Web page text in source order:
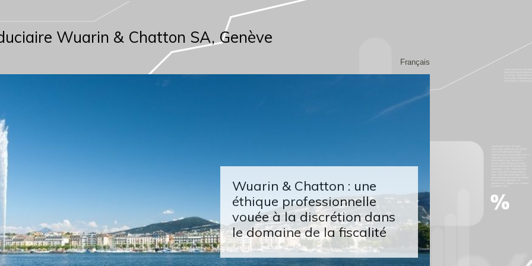
Français
Wuarin & Chatton SA, Genève
Wuarin & Chatton : une
éthique professionnelle
vouée à la discrétion dans
le domaine de la fiscalité